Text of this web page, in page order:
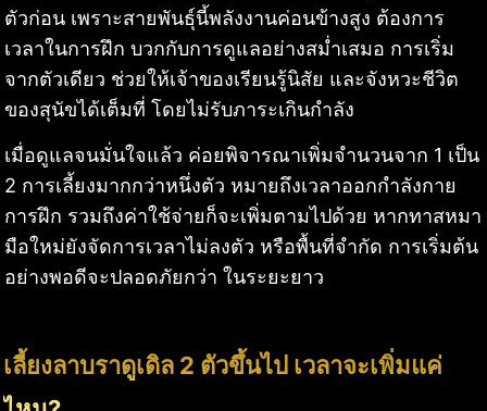
ตัวก่อน เพราะสายพันธุ์นี้พลังงานค่อนข้างสูง ต้องการ
เวลาในการฝึก บวกกับการดูแลอย่างสม่ำเสมอ การเริ่ม
จากตัวเดียว ช่วยให้เจ้าของเรียนรู้นิสัย และจังหวะชีวิต
ของสุนัขได้เต็มที่ โดยไม่รับภาระเกินกำลัง
เมื่อดูแลจนมั่นใจแล้ว ค่อยพิจารณาเพิ่มจำนวนจาก 1 เป็น
2 การเลี้ยงมากกว่าหนึ่งตัว หมายถึงเวลาออกกำลังกาย
การฝึก รวมถึงค่าใช้จ่ายก็จะเพิ่มตามไปด้วย หากทาสหมา
มือใหม่ยังจัดการเวลาไม่ลงตัว หรือพื้นที่จำกัด การเริ่มต้น
อย่างพอดีจะปลอดภัยกว่า ในระยะยาว
เลี้ยงลาบราดูเดิล 2 ตัวขึ้นไป เวลาจะเพิ่มแค่